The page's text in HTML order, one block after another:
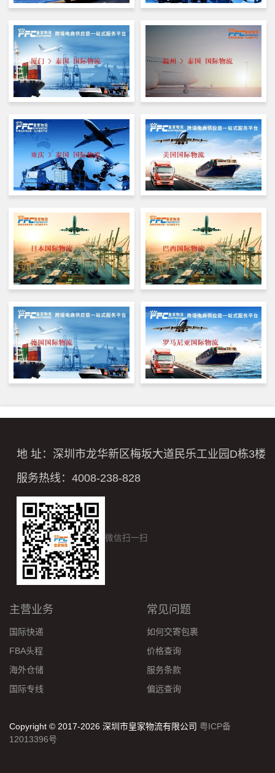
地 址：深圳市龙华新区梅坂大道民乐工业园D栋3楼
服务热线：4008-238-828
微信扫一扫
主营业务
国际快递
FBA头程
海外仓储
国际专线
常见问题
如何交寄包裹
价格查询
服务条款
偏远查询
Copyright © 2017-2026 深圳市皇家物流有限公司 粤ICP备
12013396号